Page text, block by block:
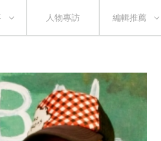
人物專訪 編輯推薦